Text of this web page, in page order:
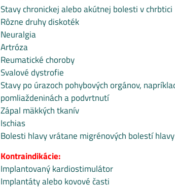
Stavy chronickej alebo akútnej bolesti v chrbtici
Rôzne druhy diskoték
Neuralgia
Artróza
Reumatické choroby
Svalové dystrofie
Stavy po úrazoch pohybových orgánov,
pomliaždeninách a podvrtnutí
Zápal mäkkých tkanív
Ischias
Bolesti hlavy vrátane migrénových bolestí hlavy
Kontraindikácie:
Implantovaný kardiostimulátor
Implantáty alebo kovové časti